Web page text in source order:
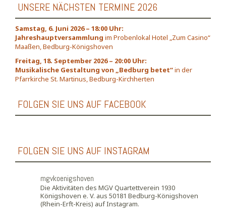
UNSERE NÄCHSTEN TERMINE 2026
Samstag, 6. Juni 2026 – 18:00 Uhr:
Jahreshauptversammlung im Probenlokal Hotel „Zum Casino“
Maaßen, Bedburg-Königshoven
Freitag, 18. September 2026 – 20:00 Uhr:
Musikalische Gestaltung von „Bedburg betet“in der
Pfarrkirche St. Martinus, Bedburg-Kirchherten
FOLGEN SIE UNS AUF FACEBOOK
FOLGEN SIE UNS AUF INSTAGRAM
mgvkoenigshoven
Die Aktivitäten des MGV Quartettverein 1930
Königshoven e. V. aus 50181 Bedburg-Königshoven
(Rhein-Erft-Kreis) auf Instagram.